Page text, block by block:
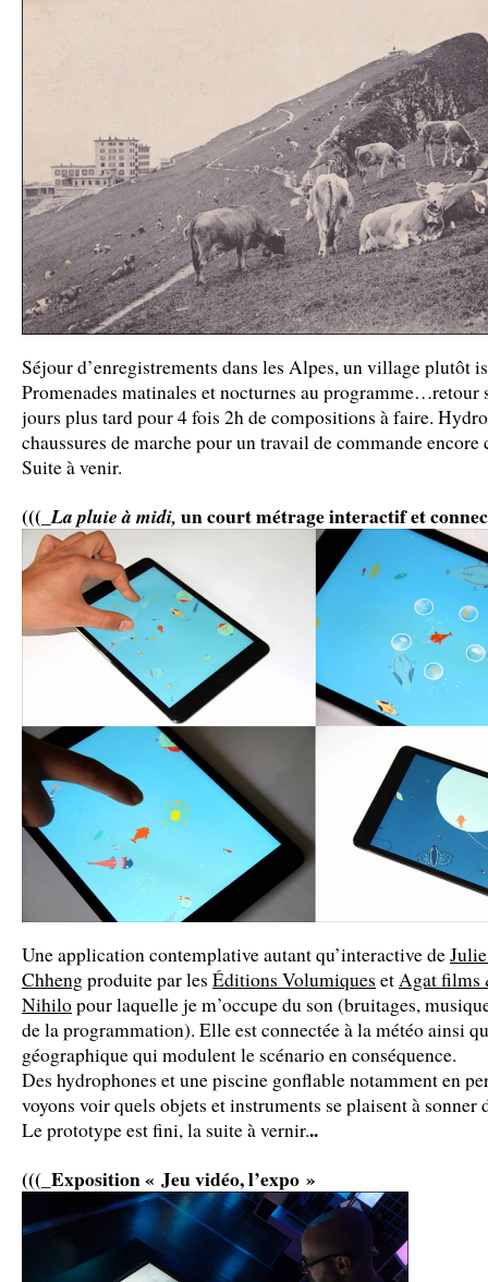
Séjour d’enregistrements dans les Alpes, un village plutôt
Promenades matinales et nocturnes au programme…retour
jours plus tard pour 4 fois 2h de compositions à faire.
chaussures de marche pour un travail de commande
Suite à venir.
(((_La pluie à midi, un court métrage interactif et
Une application contemplative autant qu’interactive de
Chhengproduite par les Éditions Volumiques etAgat films
Nihilopour laquelle je m’occupe du son (bruitages,
de la programmation). Elle est connectée à la météo ainsi
géographique qui modulent le scénario en conséquence.
Des hydrophones et une piscine gonflable notamment en
voyons voir quels objets et instruments se plaisent à sonner
Le prototype est fini, la suite à vernir...
(((_Exposition « Jeu vidéo, l’expo »